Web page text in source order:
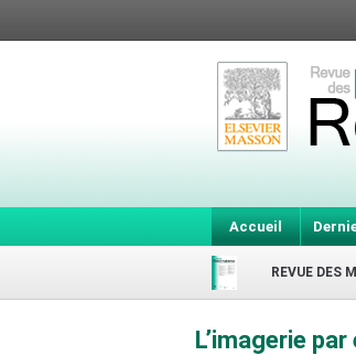
Accueil
REVUE DES
L’imagerie